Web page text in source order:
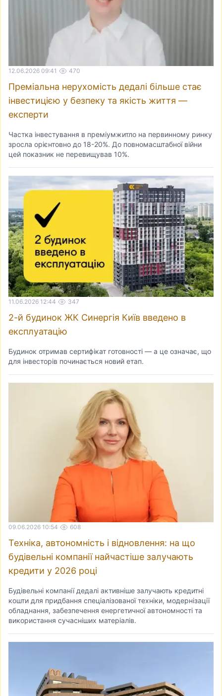
12.06.2026 09:41 470
Преміальна нерухомість дедалі більше стає
інвестицією у безпеку та якість життя —
експерти
Частка інвестування в преміумжитло на первинному ринку
зросла орієнтовно до 18-20%. До повномасштабної війни
цей показник не перевищував 10%.
11.06.2026 12:44 347
2-й будинок ЖК Синергія Київ введено в
експлуатацію
Будинок отримав сертифікат готовності — а це означає, що
для інвесторів починається новий етап.
09.06.2026 10:54 608
Техніка, автономність і відновлення: на що
будівельні компанії найчастіше залучають
кредити у 2026 році
Будівельні компанії дедалі активніше залучають кредитні
кошти для придбання спеціалізованої техніки, модернізації
обладнання, забезпечення енергетичної автономності та
використання сучасніших матеріалів.